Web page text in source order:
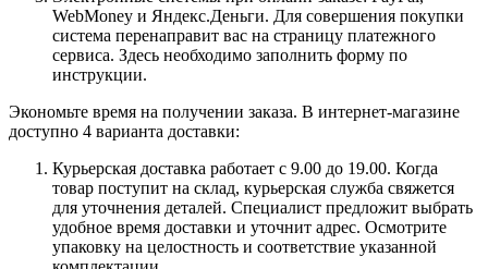
WebMoney и Яндекс.Деньги. Для совершения покупки
система перенаправит вас на страницу платежного
сервиса. Здесь необходимо заполнить форму по
инструкции.
Экономьте время на получении заказа. В интернет-магазине
доступно 4 варианта доставки:
Курьерская доставка работает с 9.00 до 19.00. Когда
товар поступит на склад, курьерская служба свяжется
для уточнения деталей. Специалист предложит выбрать
удобное время доставки и уточнит адрес. Осмотрите
упаковку на целостность и соответствие указанной